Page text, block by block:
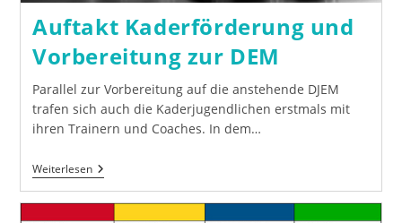
Auftakt Kaderförderung und
Vorbereitung zur DEM
Parallel zur Vorbereitung auf die anstehende DJEM
trafen sich auch die Kaderjugendlichen erstmals mit
ihren Trainern und Coaches. In dem…
WeiterlesenAuftakt
Kaderförderung